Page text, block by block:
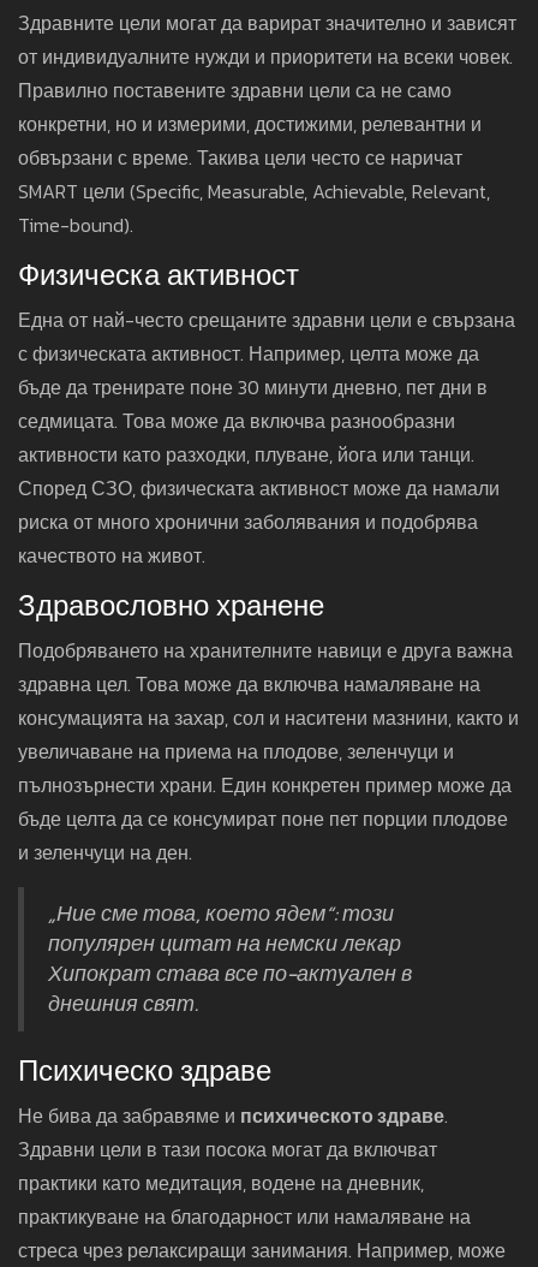
Здравните цели могат да варират значително и зависят
от индивидуалните нужди и приоритети на всеки човек.
Правилно поставените здравни цели са не само
конкретни, но и измерими, достижими, релевантни и
обвързани с време. Такива цели често се наричат
SMART цели (Specific, Measurable, Achievable, Relevant,
Time-bound).
Физическа активност
Една от най-често срещаните здравни цели е свързана
с физическата активност. Например, целта може да
бъде да тренирате поне 30 минути дневно, пет дни в
седмицата. Това може да включва разнообразни
активности като разходки, плуване, йога или танци.
Според СЗО, физическата активност може да намали
риска от много хронични заболявания и подобрява
качеството на живот.
Здравословно хранене
Подобряването на хранителните навици е друга важна
здравна цел. Това може да включва намаляване на
консумацията на захар, сол и наситени мазнини, както и
увеличаване на приема на плодове, зеленчуци и
пълнозърнести храни. Един конкретен пример може да
бъде целта да се консумират поне пет порции плодове
и зеленчуци на ден.
„Ние сме това, което ядем“: този
популярен цитат на немски лекар
Хипократ става все по-актуален в
днешния свят.
Психическо здраве
Не бива да забравяме и психическото здраве.
Здравни цели в тази посока могат да включват
практики като медитация, водене на дневник,
практикуване на благодарност или намаляване на
стреса чрез релаксиращи занимания. Например, може